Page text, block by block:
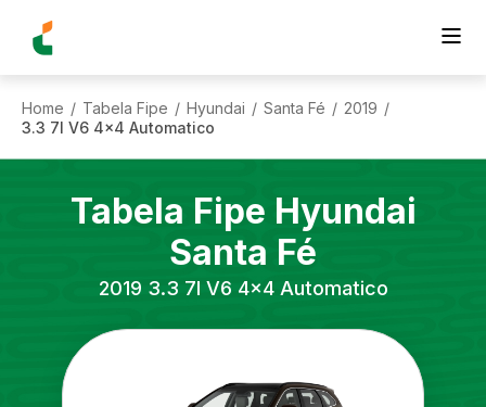
Home / Tabela Fipe / Hyundai / Santa Fé / 2019 /
3.3 7l V6 4x4 Automatico
Tabela Fipe Hyundai
Santa Fé
2019 3.3 7l V6 4x4 Automatico